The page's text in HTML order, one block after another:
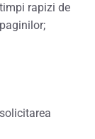
rapizi de